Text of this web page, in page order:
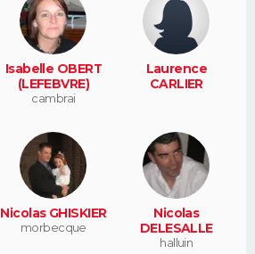
Isabelle OBERT
(LEFEBVRE)
cambrai
Laurence
CARLIER
Nicolas GHISKIER
morbecque
Nicolas
DELESALLE
halluin